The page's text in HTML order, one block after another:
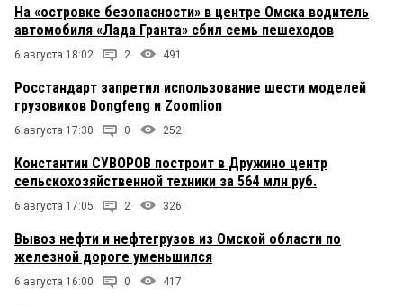
На «островке безопасности» в центре Омска водитель
автомобиля «Лада Гранта» сбил семь пешеходов
6 августа 18:02 2 491
Росстандарт запретил использование шести моделей
грузовиков Dongfeng и Zoomlion
6 августа 17:30 0 252
Константин СУВОРОВ построит в Дружино центр
сельскохозяйственной техники за 564 млн руб.
6 августа 17:05 2 326
Вывоз нефти и нефтегрузов из Омской области по
железной дороге уменьшился
6 августа 16:00 0 417